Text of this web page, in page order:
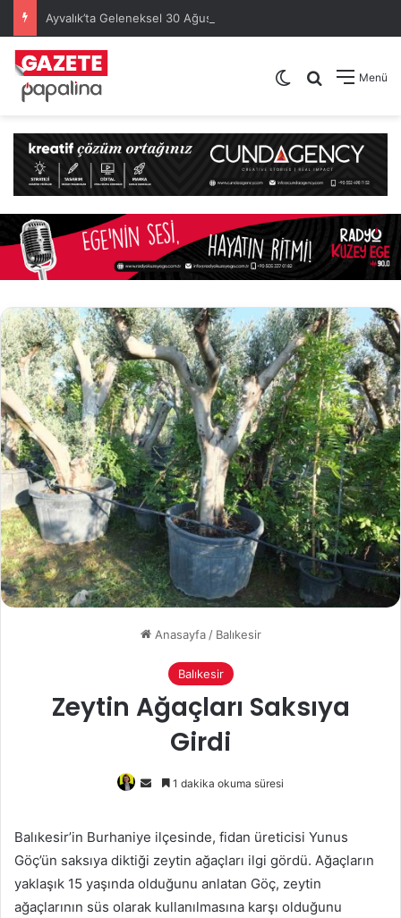
Menü
Arama yap
Dış görünümü
Anasayfa / Balıkesir
Balıkesir
Zeytin Ağaçları Saksıya
Girdi
Bir
göndermek
1 dakika okuma süresi
Balıkesir’in Burhaniye ilçesinde, fidan üreticisi Yunus
Göç’ün saksıya diktiği zeytin ağaçları ilgi gördü. Ağaçların
yaklaşık 15 yaşında olduğunu anlatan Göç, zeytin
ağaçlarının süs olarak kullanılmasına karşı olduğunu